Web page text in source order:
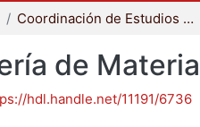
Coordinación de Estudios de Posgrado - CBI
de
hdl.handle.net/11191/6736